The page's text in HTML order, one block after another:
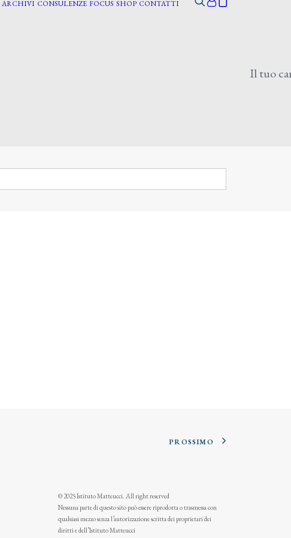
ARCHIVI CONSULENZE FOCUS SHOP CONTATTI
Il tuo
PROSSIMO
© 2025 Istituto Matteucci. All right reserved
Nessuna parte di questo sito può essere riprodotta o trasmessa con
qualsiasi mezzo senza l’autorizzazione scritta dei proprietari dei
diritti e dell’Istituto Matteucci